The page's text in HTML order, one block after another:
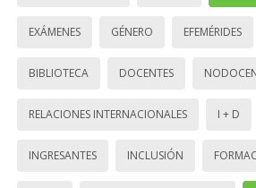
EXÁMENES GÉNERO EFEMÉRIDES
BIBLIOTECA DOCENTES
RELACIONES INTERNACIONALES I + D
INGRESANTES INCLUSIÓN